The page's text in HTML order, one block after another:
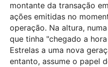
montante da transação
ações emitidas no
operação. Na altura,
que tinha "chegado a
Estrelas a uma nova
entanto, assume o papel